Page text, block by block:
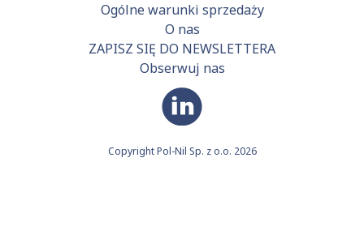
Ogólne warunki sprzedaży
O nas
ZAPISZ SIĘ DO NEWSLETTERA
Obserwuj nas
Copyright Pol-Nil Sp. z o.o. 2026